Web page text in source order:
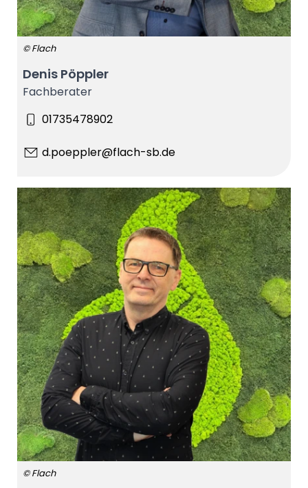
© Flach
Denis Pöppler
Fachberater
01735478902
d.poeppler@flach-sb.de
© Flach